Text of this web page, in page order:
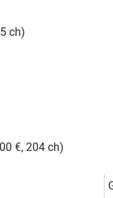
ch)
€, 204 ch)